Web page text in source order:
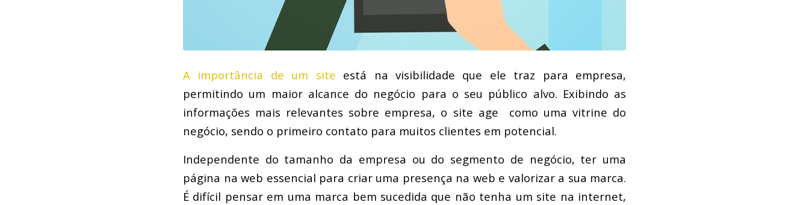
A importância de um site está na visibilidade que ele traz para empresa,
permitindo um maior alcance do negócio para o seu público alvo. Exibindo as
informações mais relevantes sobre empresa, o site age como uma vitrine do
negócio, sendo o primeiro contato para muitos clientes em potencial.
Independente do tamanho da empresa ou do segmento de negócio, ter uma
página na web essencial para criar uma presença na web e valorizar a sua marca.
É difícil pensar em uma marca bem sucedida que não tenha um site na internet,